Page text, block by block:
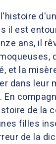
il est
ans, il
et la
dans leur
de la
filles
de la